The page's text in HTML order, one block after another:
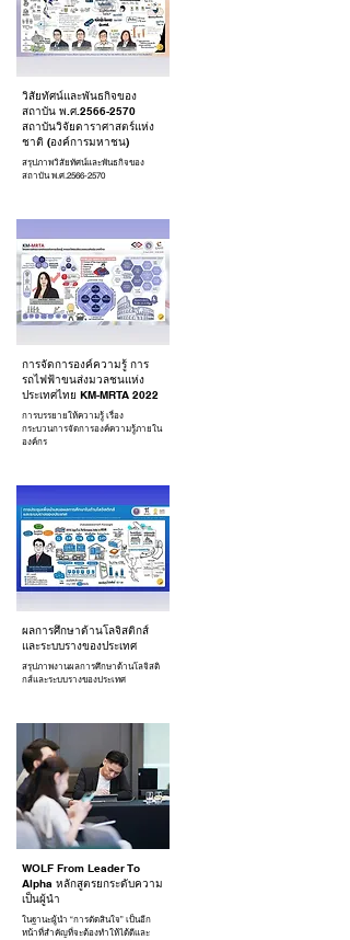
วิสัยทัศน์และพันธกิจของ
สถาบัน พ.ศ.2566-2570
สถาบันวิจัยดาราศาสตร์แห่ง
ชาติ (องค์การมหาชน)
สรุปภาพวิสัยทัศน์และพันธกิจของ
สถาบัน พ.ศ.2566-2570
การจัดการองค์ความรู้ การ
รถไฟฟ้าขนส่งมวลชนแห่ง
ประเทศไทย KM-MRTA 2022
การบรรยายให้ความรู้ เรื่อง
กระบวนการจัดการองค์ความรู้ภายใน
องค์กร
ผลการศึกษาด้านโลจิสติกส์
และระบบรางของประเทศ
สรุปภาพงานผลการศึกษาด้านโลจิสติ
กส์และระบบรางของประเทศ
WOLF From Leader To
Alpha หลักสูตรยกระดับความ
เป็นผู้นำ
ในฐานะผู้นำ “การตัดสินใจ” เป็นอีก
หน้าที่สำคัญที่จะต้องทำให้ได้ดีและ